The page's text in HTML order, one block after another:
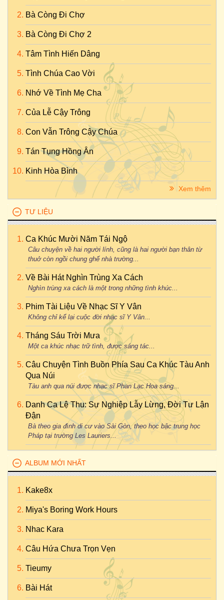
Bà Còng Đi Chợ
Bà Còng Đi Chợ 2
Tâm Tình Hiến Dâng
Tình Chúa Cao Vời
Nhớ Về Tình Mẹ Cha
Của Lễ Cậy Trông
Con Vẫn Trông Cậy Chúa
Tán Tụng Hồng Ân
Kinh Hòa Bình
Xem thêm
TƯ LIỆU
Ca Khúc Mười Năm Tái Ngộ
Câu chuyện về hai người lính, cũng là hai người bạn thân từ
thuở còn ngồi chung ghế nhà trường...
Về Bài Hát Nghìn Trùng Xa Cách
Nghìn trùng xa cách là một trong những tình khúc...
Phim Tài Liệu Về Nhạc Sĩ Y Vân
Không chỉ kể lại cuộc đời nhạc sĩ Y Vân...
Tháng Sáu Trời Mưa
Một ca khúc nhạc trữ tình, được sáng tác...
Câu Chuyện Tình Buồn Phía Sau Ca Khúc Tàu Anh
Qua Núi
Tàu anh qua núi được nhạc sĩ Phan Lạc Hoa sáng...
Danh Ca Lệ Thu: Sự Nghiệp Lẫy Lừng, Đời Tư Lận
Đận
Bà theo gia đình di cư vào Sài Gòn, theo học bậc trung học
Pháp tại trường Les Lauriers...
ALBUM MỚI NHẤT
Kake8x
Miya's Boring Work Hours
Nhac Kara
Câu Hứa Chưa Trọn Vẹn
Tieumy
Bài Hát